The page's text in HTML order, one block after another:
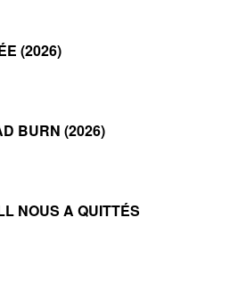
(2026)
BURN (2026)
NOUS A QUITTÉS